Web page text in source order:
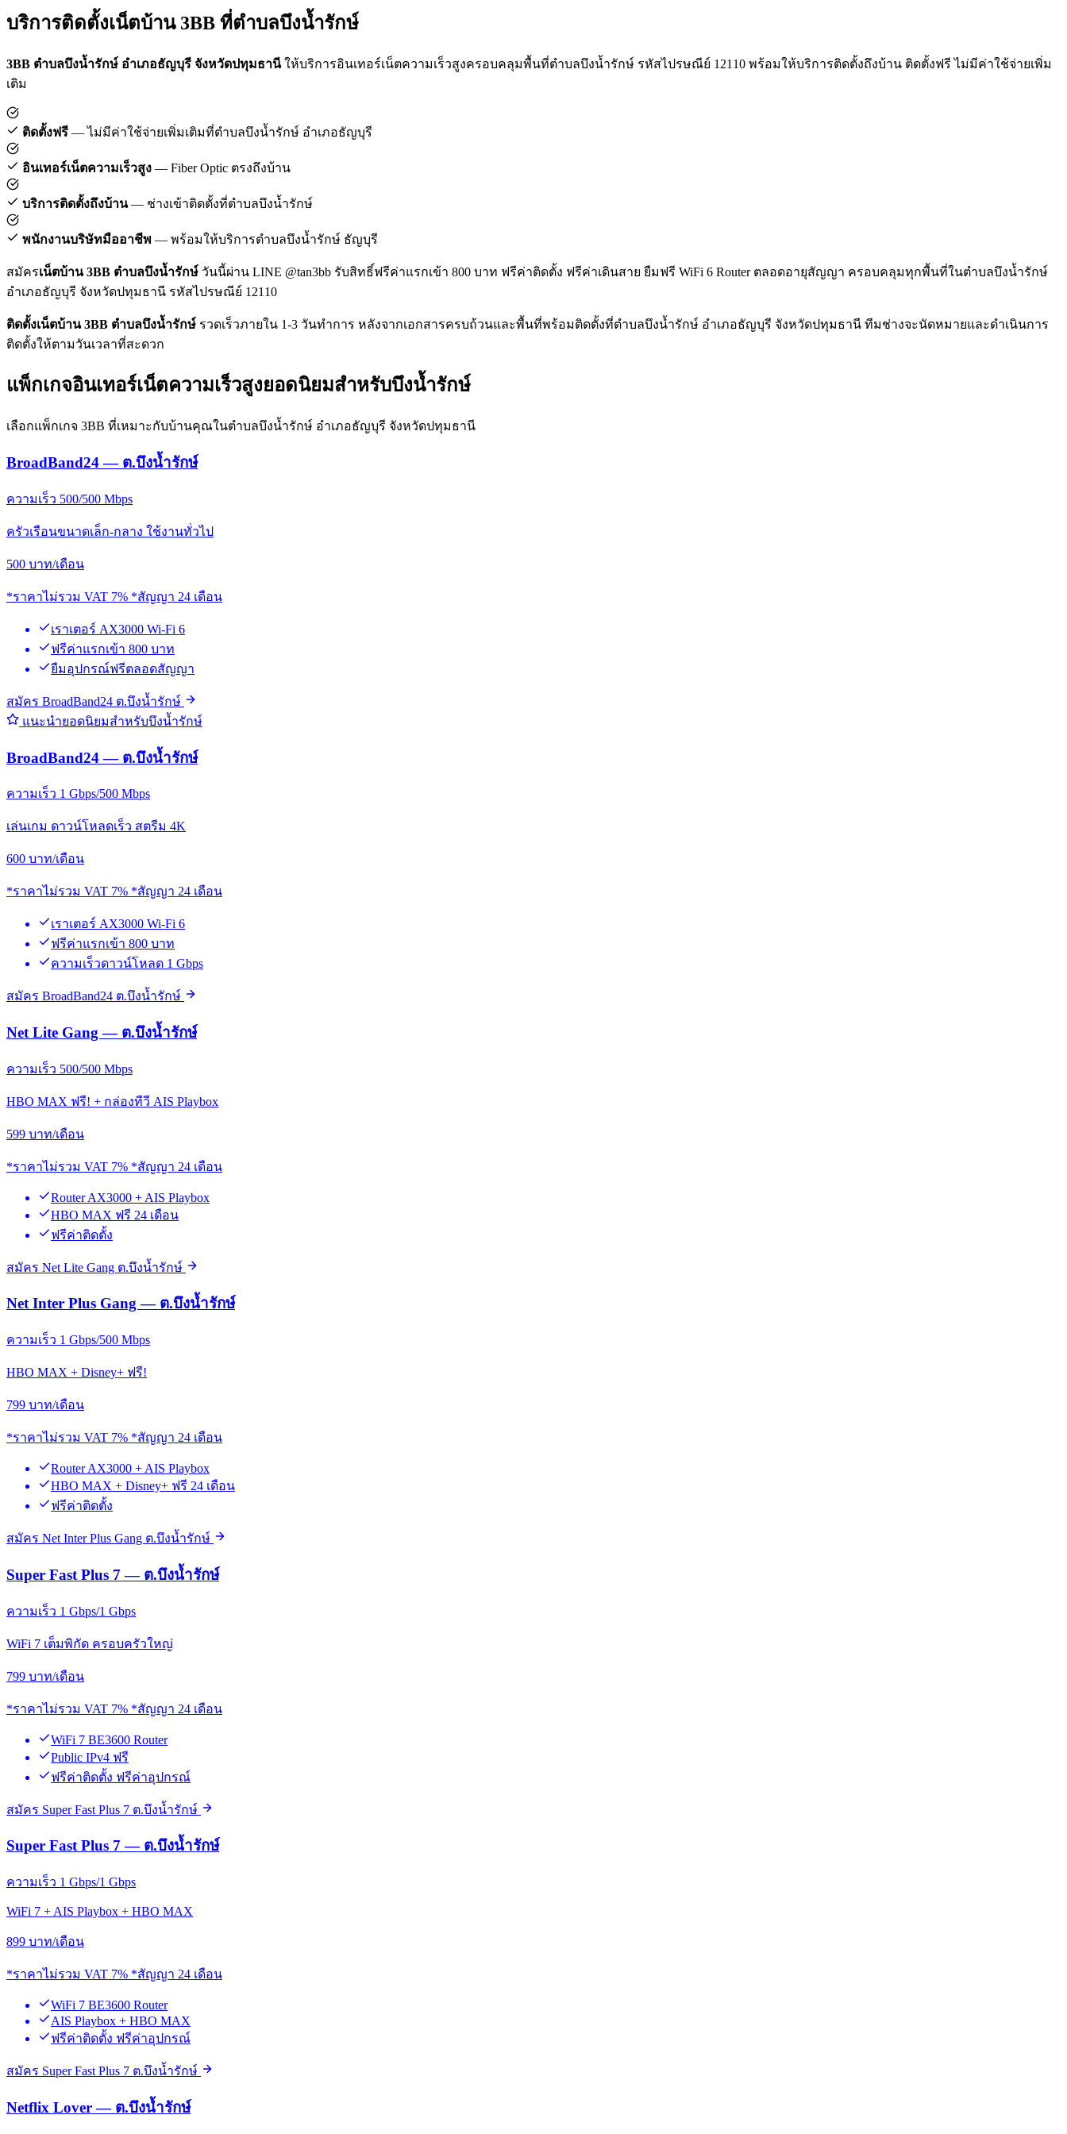
บริการติดตั้งเน็ตบ้าน 3BB ที่ตำบลบึงน้ำรักษ์
3BB ตำบลบึงน้ำรักษ์ อำเภอธัญบุรี จังหวัดปทุมธานีให้บริการอินเทอร์เน็ตความเร็วสูงครอบคลุมพื้นที่ตำบลบึงน้ำรักษ์ รหัสไปรษณีย์ 12110 พร้อมให้บริการติดตั้งถึงบ้าน ติดตั้งฟรี ไม่มีค่าใช้จ่ายเพิ่ม
เติม
ติดตั้งฟรี — ไม่มีค่าใช้จ่ายเพิ่มเติมที่ตำบลบึงน้ำรักษ์ อำเภอธัญบุรี
อินเทอร์เน็ตความเร็วสูง — Fiber Optic ตรงถึงบ้าน
บริการติดตั้งถึงบ้าน— ช่างเข้าติดตั้งที่ตำบลบึงน้ำรักษ์
พนักงานบริษัทมืออาชีพ — พร้อมให้บริการตำบลบึงน้ำรักษ์ ธัญบุรี
สมัครเน็ตบ้าน 3BB ตำบลบึงน้ำรักษ์ วันนี้ผ่าน LINE @tan3bb รับสิทธิ์ฟรีค่าแรกเข้า 800 บาท ฟรีค่าติดตั้ง ฟรีค่าเดินสาย ยืมฟรี WiFi 6 Router ตลอดอายุสัญญา ครอบคลุมทุกพื้นที่ในตำบลบึงน้ำรักษ์
อำเภอธัญบุรี จังหวัดปทุมธานี รหัสไปรษณีย์ 12110
ติดตั้งเน็ตบ้าน 3BB ตำบลบึงน้ำรักษ์ รวดเร็วภายใน 1-3 วันทำการ หลังจากเอกสารครบถ้วนและพื้นที่พร้อมติดตั้งที่ตำบลบึงน้ำรักษ์ อำเภอธัญบุรี จังหวัดปทุมธานี ทีมช่างจะนัดหมายและดำเนินการ
ติดตั้งให้ตามวันเวลาที่สะดวก
แพ็กเกจอินเทอร์เน็ตความเร็วสูงยอดนิยมสำหรับบึงน้ำรักษ์
เลือกแพ็กเกจ 3BB ที่เหมาะกับบ้านคุณในตำบลบึงน้ำรักษ์ อำเภอธัญบุรี จังหวัดปทุมธานี
BroadBand24 — ต.บึงน้ำรักษ์
ความเร็ว 500/500 Mbps
ครัวเรือนขนาดเล็ก-กลาง ใช้งานทั่วไป
500 บาท/เดือน
*ราคาไม่รวม VAT 7% *สัญญา 24 เดือน
เราเตอร์ AX3000 Wi-Fi 6
ฟรีค่าแรกเข้า 800 บาท
ยืมอุปกรณ์ฟรีตลอดสัญญา
สมัคร BroadBand24 ต.บึงน้ำรักษ์
แนะนำยอดนิยมสำหรับบึงน้ำรักษ์
BroadBand24 — ต.บึงน้ำรักษ์
ความเร็ว 1 Gbps/500 Mbps
เล่นเกม ดาวน์โหลดเร็ว สตรีม 4K
600 บาท/เดือน
*ราคาไม่รวม VAT 7% *สัญญา 24 เดือน
เราเตอร์ AX3000 Wi-Fi 6
ฟรีค่าแรกเข้า 800 บาท
ความเร็วดาวน์โหลด 1 Gbps
สมัคร BroadBand24 ต.บึงน้ำรักษ์
Net Lite Gang — ต.บึงน้ำรักษ์
ความเร็ว 500/500 Mbps
HBO MAX ฟรี! + กล่องทีวี AIS Playbox
599 บาท/เดือน
*ราคาไม่รวม VAT 7% *สัญญา 24 เดือน
Router AX3000 + AIS Playbox
HBO MAX ฟรี 24 เดือน
ฟรีค่าติดตั้ง
สมัคร Net Lite Gang ต.บึงน้ำรักษ์
Net Inter Plus Gang — ต.บึงน้ำรักษ์
ความเร็ว 1 Gbps/500 Mbps
HBO MAX + Disney+ ฟรี!
799 บาท/เดือน
*ราคาไม่รวม VAT 7% *สัญญา 24 เดือน
Router AX3000 + AIS Playbox
HBO MAX + Disney+ ฟรี 24 เดือน
ฟรีค่าติดตั้ง
สมัคร Net Inter Plus Gang ต.บึงน้ำรักษ์
Super Fast Plus 7 — ต.บึงน้ำรักษ์
ความเร็ว 1 Gbps/1 Gbps
WiFi 7 เต็มพิกัด ครอบครัวใหญ่
799 บาท/เดือน
*ราคาไม่รวม VAT 7% *สัญญา 24 เดือน
WiFi 7 BE3600 Router
Public IPv4 ฟรี
ฟรีค่าติดตั้ง ฟรีค่าอุปกรณ์
สมัคร Super Fast Plus 7 ต.บึงน้ำรักษ์
Super Fast Plus 7 — ต.บึงน้ำรักษ์
ความเร็ว 1 Gbps/1 Gbps
WiFi 7 + AIS Playbox + HBO MAX
899 บาท/เดือน
*ราคาไม่รวม VAT 7% *สัญญา 24 เดือน
WiFi 7 BE3600 Router
AIS Playbox + HBO MAX
ฟรีค่าติดตั้ง ฟรีค่าอุปกรณ์
สมัคร Super Fast Plus 7 ต.บึงน้ำรักษ์
Netflix Lover — ต.บึงน้ำรักษ์